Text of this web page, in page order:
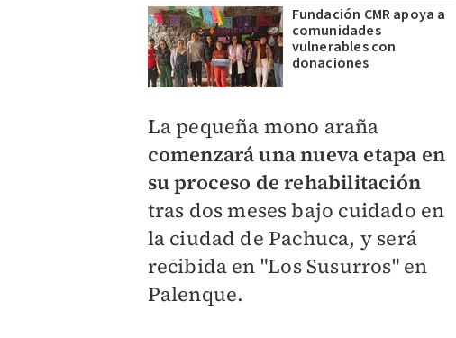
Fundación CMR apoya a
comunidades
vulnerables con
donaciones
La pequeña mono araña
comenzará una nueva etapa en
su proceso de rehabilitación
tras dos meses bajo cuidado en
la ciudad de Pachuca, y será
recibida en "Los Susurros" en
Palenque.